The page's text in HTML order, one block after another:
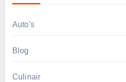
Auto's
Blog
Culinair